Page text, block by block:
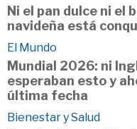
Ni el pan dulce ni
navideña está
El Mundo
Mundial 2026: ni
esperaban esto y
última fecha
Bienestar y Salud